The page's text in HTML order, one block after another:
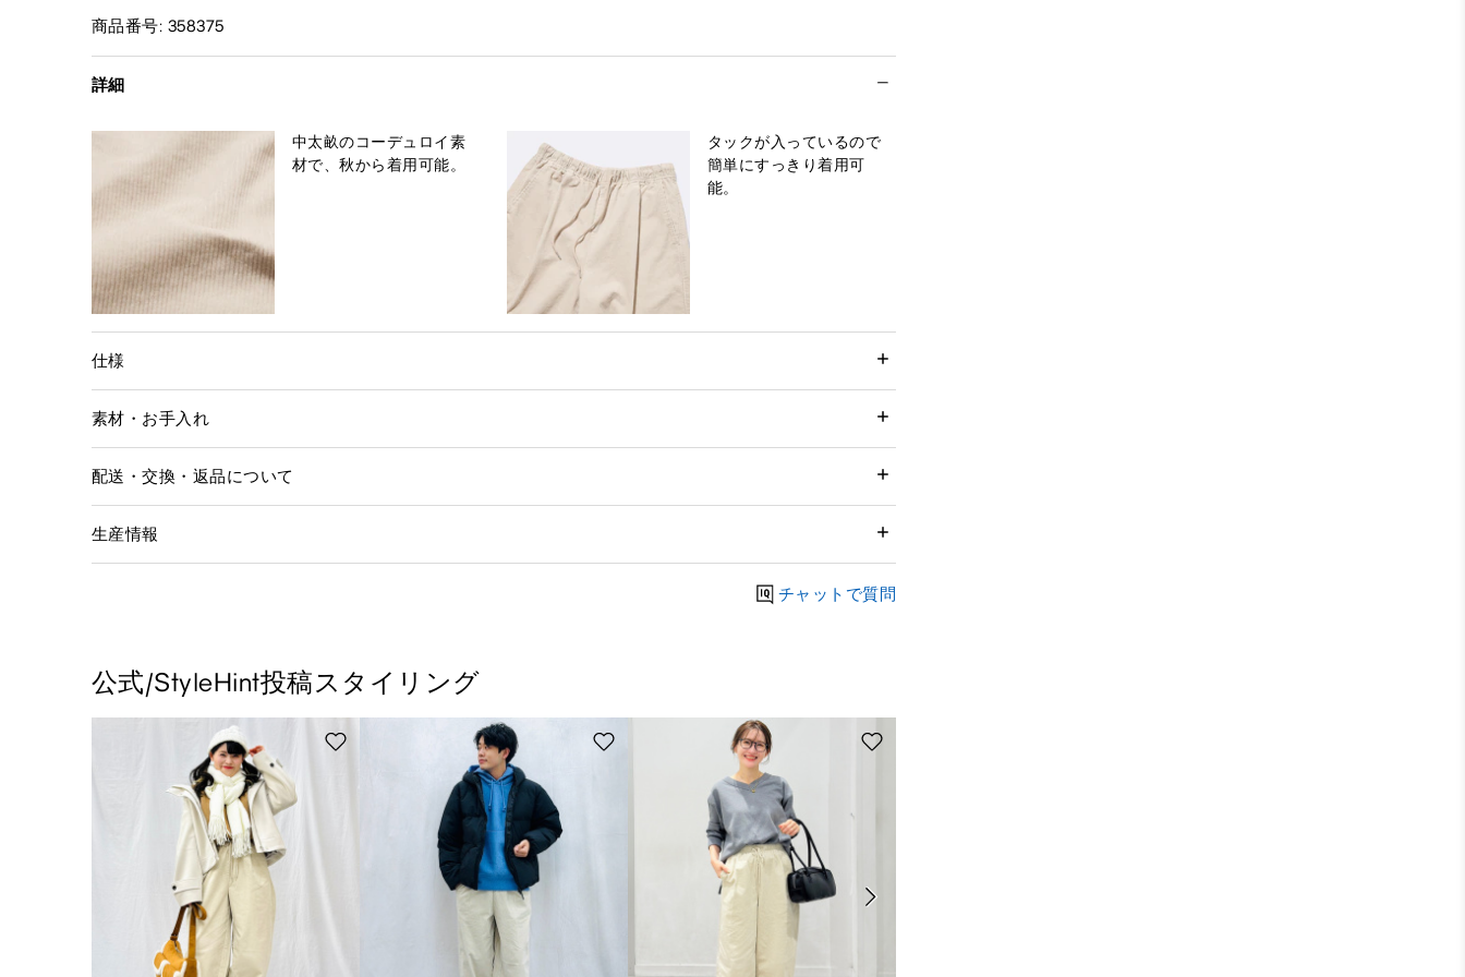
商品番号: 358375
詳細
中太畝のコーデュロイ素
材で、秋から着用可能。
タックが入っているので
簡単にすっきり着用可
能。
仕様
素材・お手入れ
配送・交換・返品について
生産情報
チャットで質問
公式/StyleHint投稿スタイリング